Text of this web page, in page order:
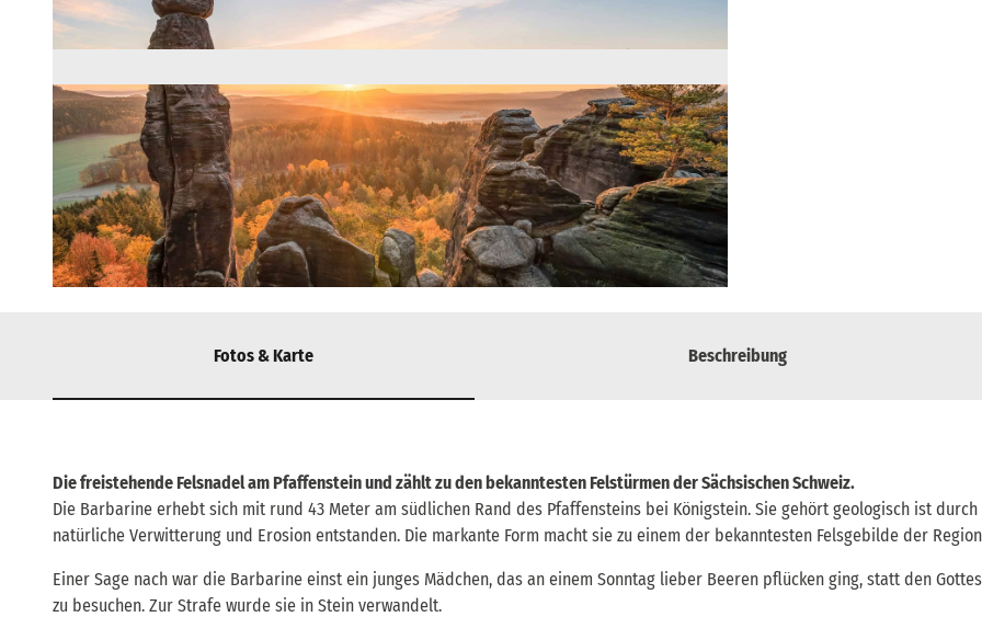
Fotos & Karte Beschreibung
Die freistehende Felsnadel am Pfaffenstein und zählt zu den bekanntesten Felstürmen der Sächsischen Schweiz.
Die Barbarine erhebt sich mit rund 43 Meter am südlichen Rand des Pfaffensteins bei Königstein. Sie gehört geologisch ist durch
natürliche Verwitterung und Erosion entstanden. Die markante Form macht sie zu einem der bekanntesten Felsgebilde der
Einer Sage nach war die Barbarine einst ein junges Mädchen, das an einem Sonntag lieber Beeren pflücken ging, statt den
zu besuchen. Zur Strafe wurde sie in Stein verwandelt.